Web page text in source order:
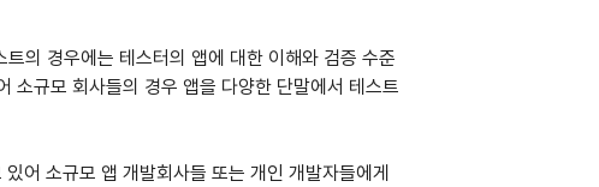
의 경우에는 테스터의 앱에 대한 이해와 검증 수준
소규모 회사들의 경우 앱을 다양한 단말에서 테스트
어 소규모 앱 개발회사들 또는 개인 개발자들에게